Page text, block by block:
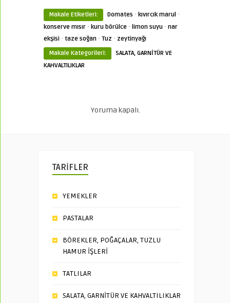
Makale Etiketleri: Domates · kıvırcık marul ·
konserve mısır · kuru börülce · limon suyu · nar
ekşisi · taze soğan · Tuz · zeytinyağı
Makale Kategorileri:
SALATA, GARNİTÜR VE
KAHVALTILIKLAR
Yoruma kapalı.
TARİFLER
YEMEKLER
PASTALAR
BÖREKLER, POĞAÇALAR, TUZLU
HAMUR İŞLERİ
TATLILAR
SALATA, GARNİTÜR VE KAHVALTILIKLAR